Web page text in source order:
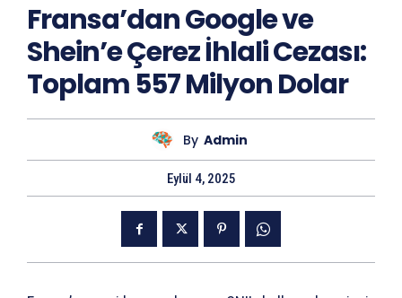
Fransa’dan Google ve
Shein’e Çerez İhlali Cezası:
Toplam 557 Milyon Dolar
By Admin
Eylül 4, 2025